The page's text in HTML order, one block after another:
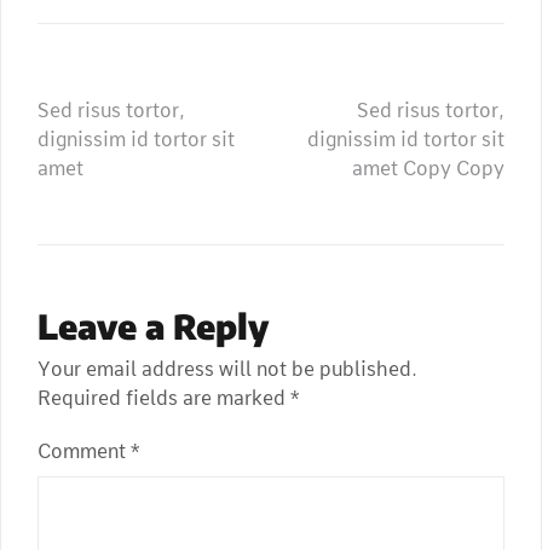
Post
navigation
Sed risus tortor,
dignissim id tortor sit
amet
Sed risus tortor,
dignissim id tortor sit
amet Copy Copy
Leave a Reply
Your email address will not be published.
Required fields are marked *
Comment *